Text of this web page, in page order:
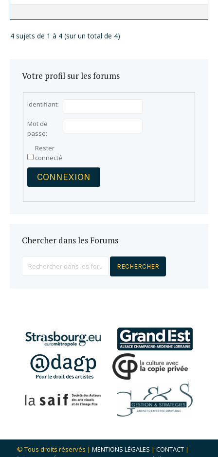
4 sujets de 1 à 4 (sur un total de 4)
Votre profil sur les forums
Identifiant:
Mot de
passe:
Rester
connecté
CONNEXION
Chercher dans les Forums
© Tous droits réservés | MENTIONS LÉGALES | CONTACT |